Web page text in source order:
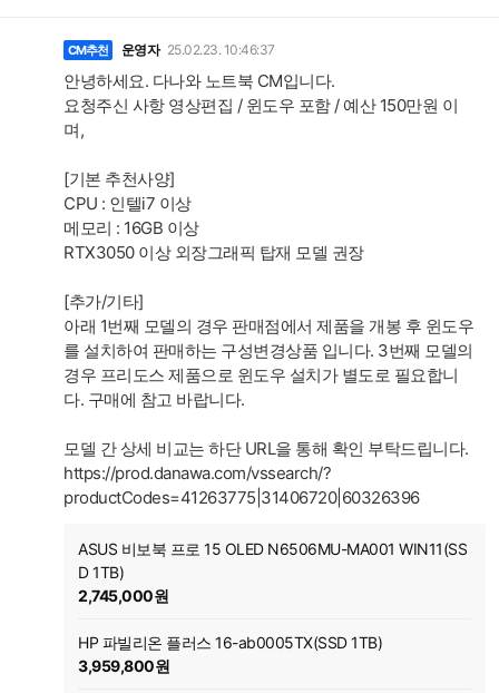
CM추천 운영자 25.02.23. 10:46:37
안녕하세요. 다나와 노트북 CM입니다.
요청주신 사항 영상편집 / 윈도우 포함 / 예산 150만원 이
며,
[기본 추천사양]
CPU : 인텔i7 이상
메모리 : 16GB 이상
RTX3050 이상 외장그래픽 탑재 모델 권장
[추가/기타]
아래 1번째 모델의 경우 판매점에서 제품을 개봉 후 윈도우
를 설치하여 판매하는 구성변경상품 입니다. 3번째 모델의
경우 프리도스 제품으로 윈도우 설치가 별도로 필요합니
다. 구매에 참고 바랍니다.
모델 간 상세 비교는 하단 URL을 통해 확인 부탁드립니다.
https://prod.danawa.com/vssearch/?
productCodes=41263775|31406720|60326396
ASUS 비보북 프로 15 OLED N6506MU-MA001 WIN11(SS
D 1TB)
2,745,000원
HP 파빌리온 플러스 16-ab0005TX(SSD 1TB)
3,959,800원